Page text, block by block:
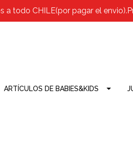
a todo CHILE(por pagar el
ARTÍCULOS DE BABIES&KIDS